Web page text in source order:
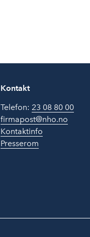
Kontakt
Telefon: 23 08 80 00
firmapost@nho.no
Kontaktinfo
Presserom